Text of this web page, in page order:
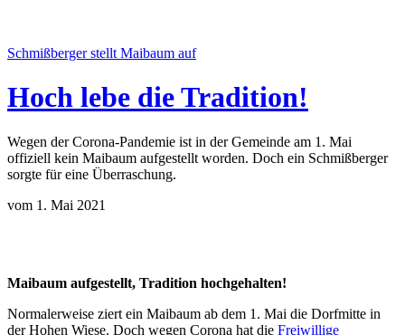
Schmißberger stellt Maibaum auf
Hoch lebe die Tradition!
Wegen der Corona-Pandemie ist in der Gemeinde am 1. Mai
offiziell kein Maibaum aufgestellt worden. Doch ein Schmißberger
sorgte für eine Überraschung.
vom 1. Mai 2021
Maibaum aufgestellt, Tradition hochgehalten!
Normalerweise ziert ein Maibaum ab dem 1. Mai die Dorfmitte in
der Hohen Wiese. Doch wegen Corona hat die Freiwillige